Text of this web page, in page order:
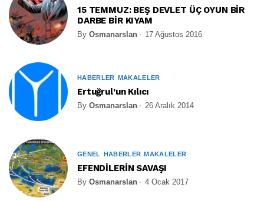
15 TEMMUZ: BEŞ DEVLET ÜÇ OYUN BİR
DARBE BİR KIYAM
By Osmanarslan 17 Ağustos 2016
HABERLER MAKALELER
Ertuğrul’un Kılıcı
By Osmanarslan 26 Aralık 2014
GENEL HABERLER MAKALELER
EFENDİLERİN SAVAŞI
By Osmanarslan 4 Ocak 2017